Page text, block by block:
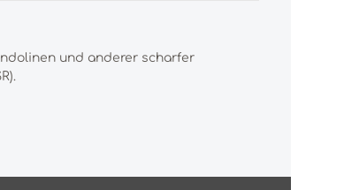
und anderer scharfer